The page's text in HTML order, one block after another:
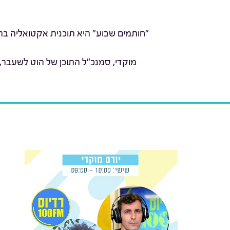
"חותמים שבוע" היא תוכנית אקטואליה
מוקדי, סמנכ"ל התוכן של הוט